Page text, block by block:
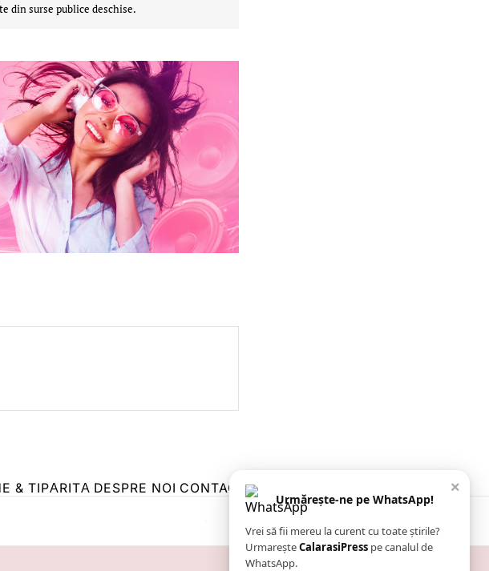
din surse publice deschise.
& TIPĂRITĂ DESPRE NOI CONTACT ZIARUL ANUNȚUL CĂLĂRĂȘEAN
×
Urmărește-ne pe WhatsApp!
Vrei să fii mereu la curent cu toate știrile?
UrmareșteCalarasiPress pe canalul de
WhatsApp.